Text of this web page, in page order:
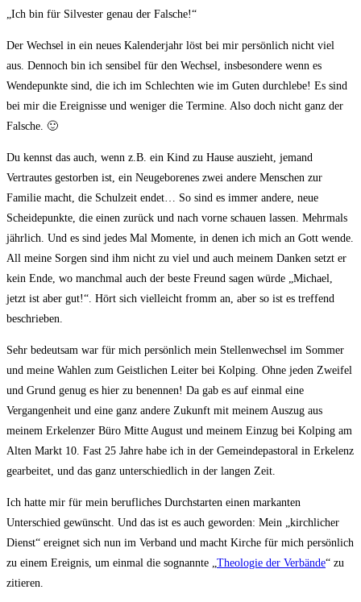
„Ich bin für Silvester genau der Falsche!“
Der Wechsel in ein neues Kalenderjahr löst bei mir persönlich nicht viel
aus. Dennoch bin ich sensibel für den Wechsel, insbesondere wenn es
Wendepunkte sind, die ich im Schlechten wie im Guten durchlebe! Es sind
bei mir die Ereignisse und weniger die Termine. Also doch nicht ganz der
Falsche. 🙂
Du kennst das auch, wenn z.B. ein Kind zu Hause auszieht, jemand
Vertrautes gestorben ist, ein Neugeborenes zwei andere Menschen zur
Familie macht, die Schulzeit endet… So sind es immer andere, neue
Scheidepunkte, die einen zurück und nach vorne schauen lassen. Mehrmals
jährlich. Und es sind jedes Mal Momente, in denen ich mich an Gott wende.
All meine Sorgen sind ihm nicht zu viel und auch meinem Danken setzt er
kein Ende, wo manchmal auch der beste Freund sagen würde „Michael,
jetzt ist aber gut!“. Hört sich vielleicht fromm an, aber so ist es treffend
beschrieben.
Sehr bedeutsam war für mich persönlich mein Stellenwechsel im Sommer
und meine Wahlen zum Geistlichen Leiter bei Kolping. Ohne jeden Zweifel
und Grund genug es hier zu benennen! Da gab es auf einmal eine
Vergangenheit und eine ganz andere Zukunft mit meinem Auszug aus
meinem Erkelenzer Büro Mitte August und meinem Einzug bei Kolping am
Alten Markt 10. Fast 25 Jahre habe ich in der Gemeindepastoral in Erkelenz
gearbeitet, und das ganz unterschiedlich in der langen Zeit.
Ich hatte mir für mein berufliches Durchstarten einen markanten
Unterschied gewünscht. Und das ist es auch geworden: Mein „kirchlicher
Dienst“ ereignet sich nun im Verband und macht Kirche für mich persönlich
zu einem Ereignis, um einmal die sognannte „Theologie der Verbände“ zu
zitieren.